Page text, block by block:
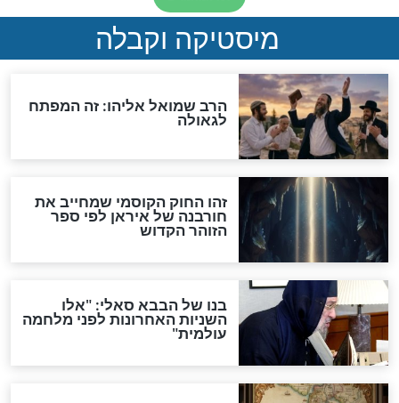
סימני שאלה
המסמך האבוד שנחשף
במרתפי מוסקבה: כתב היד
הנדיר של הרשב"ם התגלה
"מודה לקב"ה על כל השנים"
לכל המאמרים